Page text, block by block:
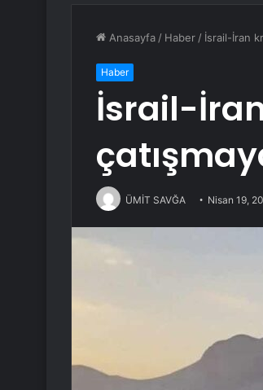
Anasayfa / Haber / İsrail-İran
Haber
İsrail-İran
ÜMİT SAVĞA Nisan 19,